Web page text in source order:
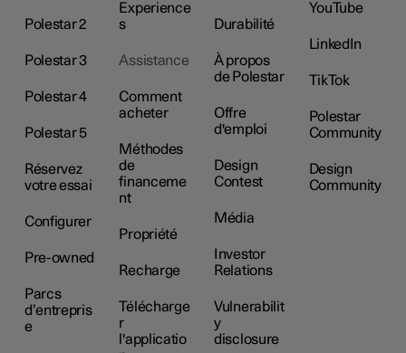
Polestar 2
Polestar 3
Polestar 4
Polestar 5
Réservez
votre essai
Configurer
Pre-owned
Parcs
d’entrepris
e
Experience
s
Assistance
Comment
acheter
Méthodes
de
financeme
nt
Propriété
Recharge
Télécharge
r
l'applicatio
Durabilité
À propos
de Polestar
Offre
d'emploi
Design
Contest
Média
Investor
Relations
Vulnerabilit
y
disclosure
YouTube
LinkedIn
TikTok
Polestar
Community
Design
Community